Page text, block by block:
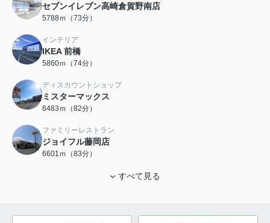
セブンイレブン高崎倉賀野南店
5788ｍ（73分）
インテリア
IKEA 前橋
5860ｍ（74分）
ディスカウントショップ
ミスターマックス
6483ｍ（82分）
ファミリーレストラン
ジョイフル藤岡店
6601ｍ（83分）
すべて見る